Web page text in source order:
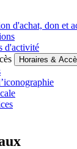
d'achat, don et
d'activité
Horaires &